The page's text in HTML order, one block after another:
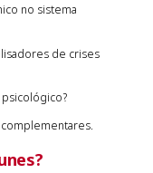
no sistema
de crises